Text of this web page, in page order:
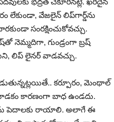
భద్రత చేకూరినట్లే. ఖరీదైన
లేకుండా, వేజలైన్ లిప్‌గార్డ్‌ను
సంరక్షించుకోవచ్చు.
నెమ్మదిగా, గుండ్రంగా బ్రష్‌
లిప్ లైనర్ వాడవచ్చు.
కర్పూరం, మెంథాల్‌
కారణంగా బాధ ఉండదు.
పెదాలకు రాయాలి. అలాగే ఈ